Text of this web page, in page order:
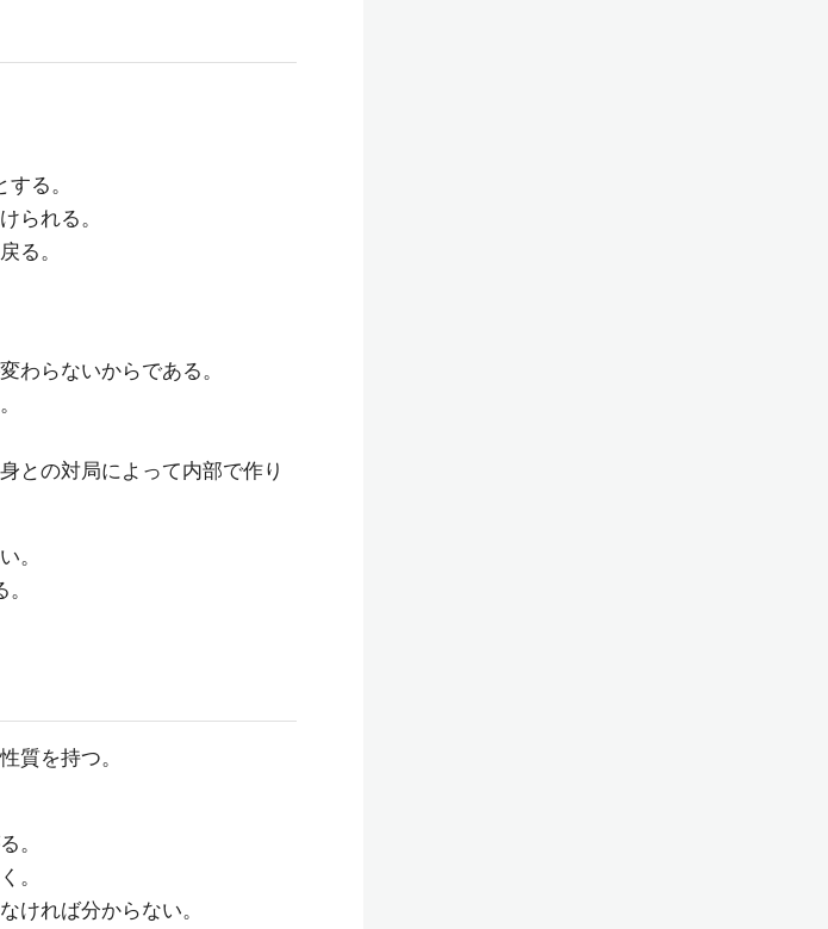
る。
られる。
る。
わらないからである。
との対局によって内部で作り
。
質を持つ。
。
。
ければ分からない。